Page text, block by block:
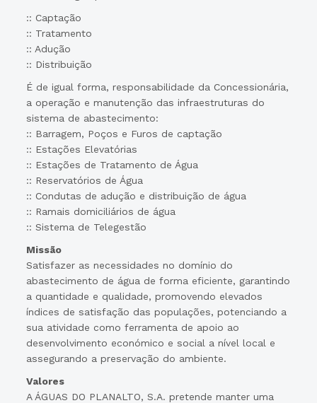
:: Captação
:: Tratamento
:: Adução
:: Distribuição
É de igual forma, responsabilidade da Concessionária,
a operação e manutenção das infraestruturas do
sistema de abastecimento:
:: Barragem, Poços e Furos de captação
:: Estações Elevatórias
:: Estações de Tratamento de Água
:: Reservatórios de Água
:: Condutas de adução e distribuição de água
:: Ramais domiciliários de água
:: Sistema de Telegestão
Missão
Satisfazer as necessidades no domínio do
abastecimento de água de forma eficiente, garantindo
a quantidade e qualidade, promovendo elevados
índices de satisfação das populações, potenciando a
sua atividade como ferramenta de apoio ao
desenvolvimento económico e social a nível local e
assegurando a preservação do ambiente.
Valores
A ÁGUAS DO PLANALTO, S.A. pretende manter uma